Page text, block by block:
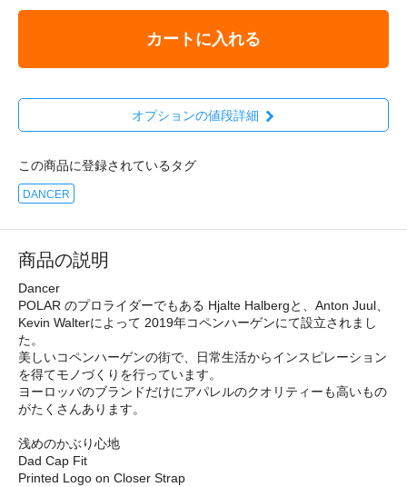
カートに入れる
オプションの値段詳細
この商品に登録されているタグ
DANCER
商品の説明
Dancer
POLAR のプロライダーでもある Hjalte Halbergと、Anton Juul、
Kevin Walterによって 2019年コペンハーゲンにて設立されまし
た。
美しいコペンハーゲンの街で、日常生活からインスピレーション
を得てモノづくりを行っています。
ヨーロッパのブランドだけにアパレルのクオリティーも高いもの
がたくさんあります。
浅めのかぶり心地
Dad Cap Fit
Printed Logo on Closer Strap